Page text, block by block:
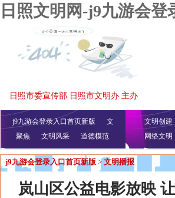
日照文明网-j9九游会登
日照市委宣传部 日照市文明办 主办
j9九游会登录入口首页新版
文
明播报
公益视频
聚焦 文明风采 道德模范
文明创建
网络文明
j9九游会登录入口首页新版 > 文明播报
岚山区公益电影放映